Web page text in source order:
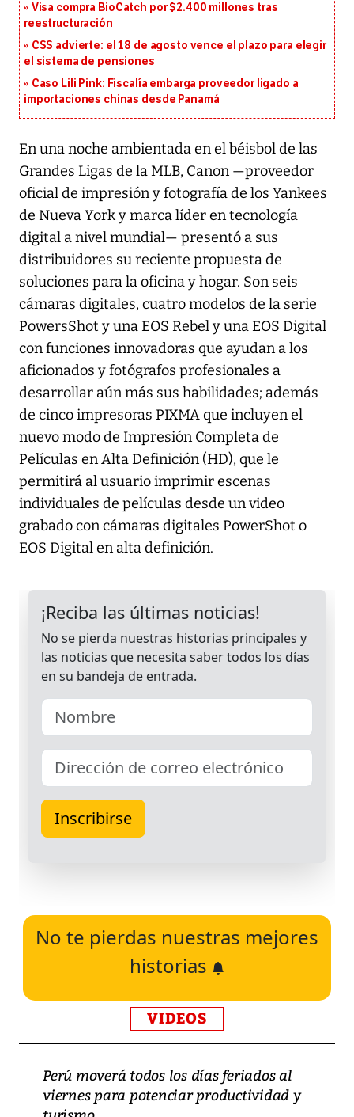
Visa compra BioCatch por $2.400 millones tras
reestructuración
CSS advierte: el 18 de agosto vence el plazo para elegir
el sistema de pensiones
Caso Lili Pink: Fiscalía embarga proveedor ligado a
importaciones chinas desde Panamá
En una noche ambientada en el béisbol de las
Grandes Ligas de la MLB, Canon —proveedor
oficial de impresión y fotografía de los Yankees
de Nueva York y marca líder en tecnología
digital a nivel mundial— presentó a sus
distribuidores su reciente propuesta de
soluciones para la oficina y hogar. Son seis
cámaras digitales, cuatro modelos de la serie
PowersShot y una EOS Rebel y una EOS Digital
con funciones innovadoras que ayudan a los
aficionados y fotógrafos profesionales a
desarrollar aún más sus habilidades; además
de cinco impresoras PIXMA que incluyen el
nuevo modo de Impresión Completa de
Películas en Alta Definición (HD), que le
permitirá al usuario imprimir escenas
individuales de películas desde un video
grabado con cámaras digitales PowerShot o
EOS Digital en alta definición.
No te pierdas nuestras mejores
historias
VIDEOS
Perú moverá todos los días feriados al
viernes para potenciar productividad y